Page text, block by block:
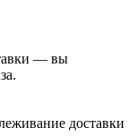
— вы
доставки